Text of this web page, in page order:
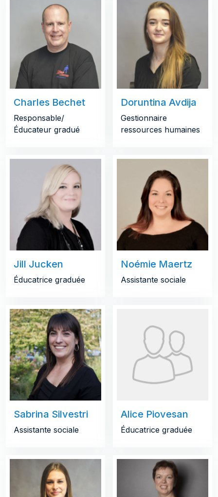
Charles Bechet
Responsable/
Éducateur gradué
Doruntina Avdija
Gestionnaire
ressources humaines
Jill Jucken
Éducatrice graduée
Noémie Maertz
Assistante sociale
Sabrina Silvestri
Assistante sociale
Alice Piovesan
Éducatrice graduée